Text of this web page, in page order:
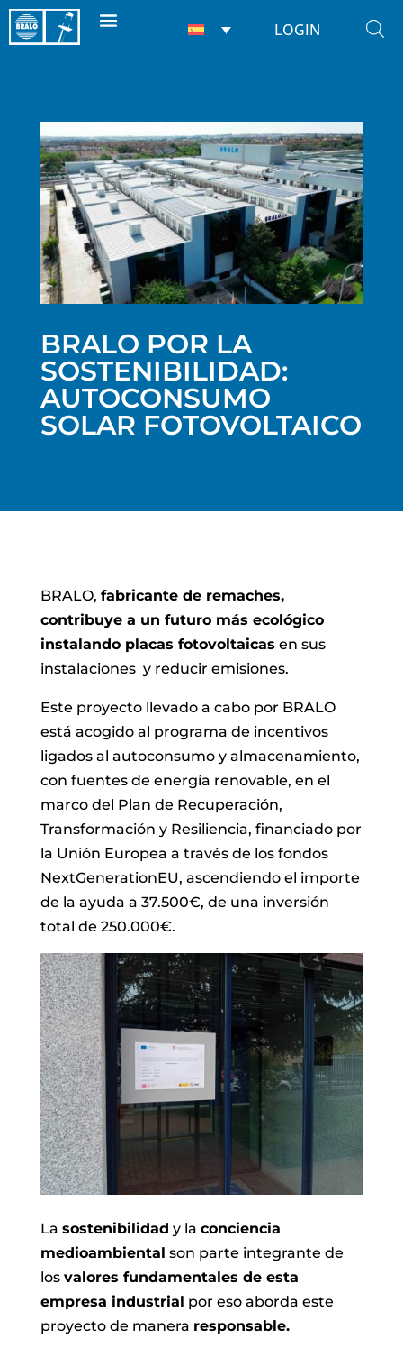
LOGIN
BRALO POR LA
SOSTENIBILIDAD:
AUTOCONSUMO
SOLAR FOTOVOLTAICO
BRALO, fabricante de remaches,
contribuye a un futuro más ecológico
instalando placas fotovoltaicas en sus
instalaciones y reducir emisiones.
Este proyecto llevado a cabo por BRALO
está acogido al programa de incentivos
ligados al autoconsumo y almacenamiento,
con fuentes de energía renovable, en el
marco del Plan de Recuperación,
Transformación y Resiliencia, financiado por
la Unión Europea a través de los fondos
NextGenerationEU, ascendiendo el importe
de la ayuda a 37.500€, de una inversión
total de 250.000€.
La sostenibilidad y la conciencia
medioambiental son parte integrante de
los valores fundamentales de esta
empresa industrial por eso aborda este
proyecto de manera responsable.